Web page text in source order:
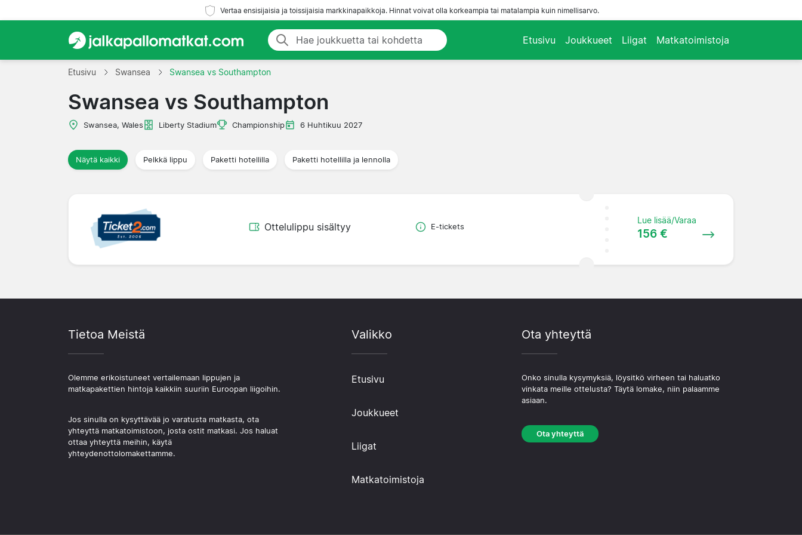
Vertaa ensisijaisia ja toissijaisia markkinapaikkoja. Hinnat voivat olla korkeampia tai matalampia kuin nimellisarvo.
Etusivu Joukkueet Liigat Matkatoimistoja
Etusivu Swansea Swansea vs Southampton
Swansea vs Southampton
Swansea, Wales Liberty Stadium Championship 6 Huhtikuu 2027
Näytä kaikki Pelkkä lippu Paketti hotellilla Paketti hotellilla ja lennolla
Ottelulippu sisältyy E-tickets
Lue lisää/Varaa
156 €
Tietoa Meistä
Olemme erikoistuneet vertailemaan lippujen ja
matkapakettien hintoja kaikkiin suuriin Euroopan liigoihin.
Jos sinulla on kysyttävää jo varatusta matkasta, ota
yhteyttä matkatoimistoon, josta ostit matkasi. Jos haluat
ottaa yhteyttä meihin, käytä
yhteydenottolomakettamme.
Valikko
Etusivu
Joukkueet
Liigat
Matkatoimistoja
Ota yhteyttä
Onko sinulla kysymyksiä, löysitkö virheen tai haluatko
vinkata meille ottelusta? Täytä lomake, niin palaamme
asiaan.
Ota yhteyttä